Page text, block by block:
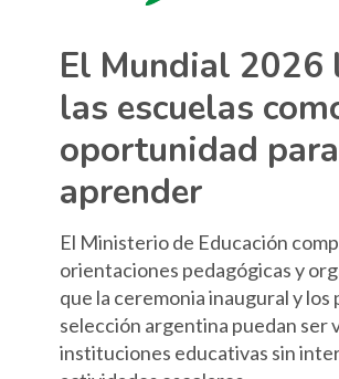
El Mundial 2026
las escuelas
oportunidad para
aprender
El Ministerio de Educación
orientaciones pedagógicas y
que la ceremonia inaugural y los
selección argentina puedan ser
instituciones educativas sin